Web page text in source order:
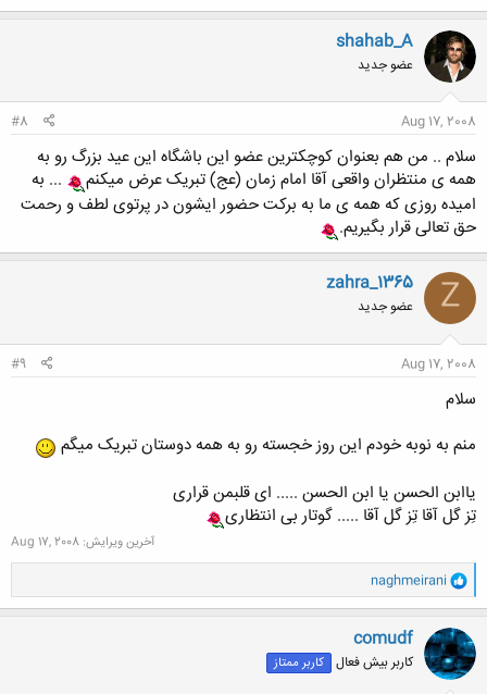
ک
ن
ش
ه
ا
shahab_A
عضو جدید
Aug 17, 2008
#8
سلام .. من هم بعنوان کوچکترین عضو این باشگاه این عید بزرگ رو به
همه ی منتظران واقعی آقا امام زمان (عج) تبریک عرض میکنم
... به
امیده روزی که همه ی ما به برکت حضور ایشون در پرتوی لطف و رحمت
حق تعالی قرار بگیریم.
Z
zahra_1365
عضو جدید
Aug 17, 2008
#9
سلام
منم به نوبه خودم این روز خجسته رو به همه دوستان تبریک میگم
یاابن الحسن یا ابن الحسن ..... ای قلبمن قراری
تِز گل آقا تِز گل آقا ..... گوتار بی انتظاری
آخرین ویرایش: Aug 17, 2008
و
ا
ک
ن
ش
ه
ا
naghmeirani
comudf
کاربر بیش فعال کاربر ممتاز